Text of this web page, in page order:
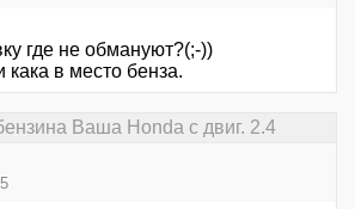
где не обмануют?(;-))
в место бенза.
Ваша Honda с двиг. 2.4